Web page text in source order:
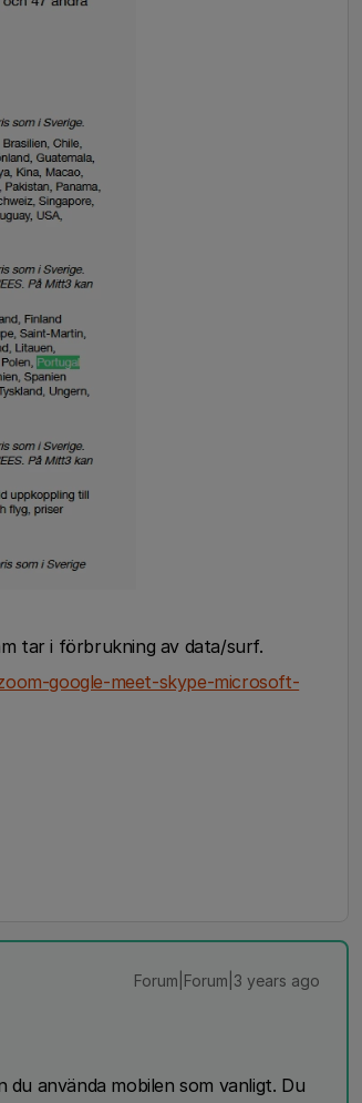
tar i förbrukning av data/surf.
google-meet-skype-microsoft-
Forum|Forum|3 years ago
använda mobilen som vanligt. Du